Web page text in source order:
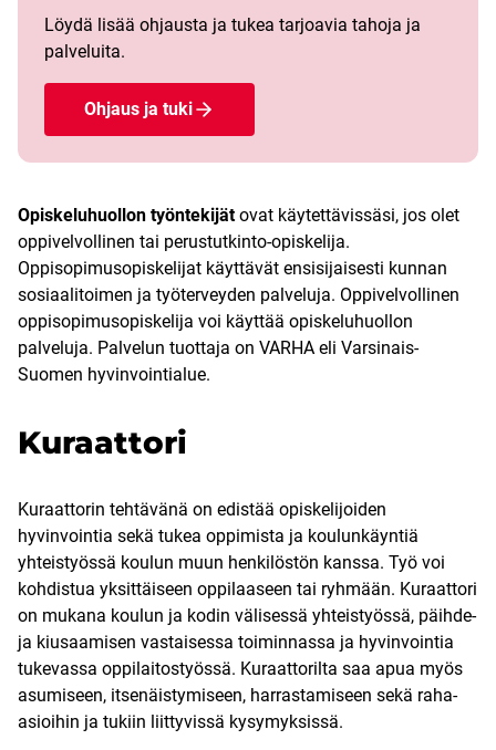
Löydä lisää ohjausta ja tukea tarjoavia tahoja ja
palveluita.
Ohjaus ja tuki
Opiskeluhuollon työntekijätovat käytettävissäsi, jos olet
oppivelvollinen tai perustutkinto-opiskelija.
Oppisopimusopiskelijat käyttävät ensisijaisesti kunnan
sosiaalitoimen ja työterveyden palveluja. Oppivelvollinen
oppisopimusopiskelija voi käyttää opiskeluhuollon
palveluja. Palvelun tuottaja on VARHA eli Varsinais-
Suomen hyvinvointialue.
Kuraattori
Kuraattorin tehtävänä on edistää opiskelijoiden
hyvinvointia sekä tukea oppimista ja koulunkäyntiä
yhteistyössä koulun muun henkilöstön kanssa. Työ voi
kohdistua yksittäiseen oppilaaseen tai ryhmään. Kuraattori
on mukana koulun ja kodin välisessä yhteistyössä, päihde-
ja kiusaamisen vastaisessa toiminnassa ja hyvinvointia
tukevassa oppilaitostyössä. Kuraattorilta saa apua myös
asumiseen, itsenäistymiseen, harrastamiseen sekä raha-
asioihin ja tukiin liittyvissä kysymyksissä.